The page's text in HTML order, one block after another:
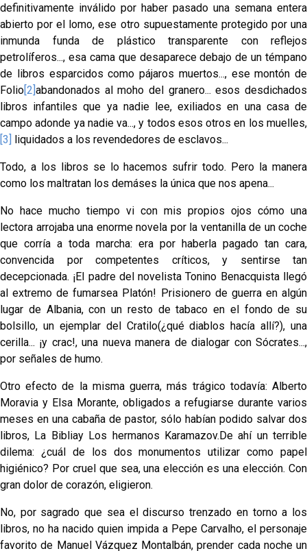
definitivamente inválido por haber pasado una semana entera
abierto por el lomo, ese otro supuestamente protegido por una
inmunda funda de plástico transparente con reflejos
petrolíferos..., esa cama que desaparece debajo de un témpano
de libros es­parcidos como pájaros muertos..., ese montón de
Folio[2]abandonados al moho del granero... esos desdichados
li­bros infantiles que ya nadie lee, exiliados en una casa de
campo adonde ya nadie va..., y todos esos otros en los muelles,
[3] liquidados a los revendedores de esclavos...
Todo, a los libros se lo hacemos sufrir todo. Pero la manera
como los maltratan los demáses la única que nos apena...
No hace mucho tiempo vi con mis propios ojos cómo una
lectora arrojaba una enorme novela por la ventanilla de un coche
que corría a toda marcha: era por haberla pagado tan cara,
convencida por competentes críticos, y sentirse tan
decepcionada. ¡El padre del novelista Tonino Benacquista llegó
al extremo de fumarsea Platón! Prisio­nero de guerra en algún
lugar de Albania, con un resto de tabaco en el fondo de su
bolsillo, un ejemplar del Cratilo(¿qué diablos hacía allí?), una
cerilla... ¡y crac!, una nueva manera de dialogar con Sócrates...,
por señales de humo.
Otro efecto de la misma guerra, más trágico todavía: Alberto
Moravia y Elsa Morante, obligados a refugiarse durante varios
meses en una cabaña de pastor, sólo ha­bían podido salvar dos
libros, La Bibliay Los hermanos Karamazov.De ahí un terrible
dilema: ¿cuál de los dos monumentos utilizar como papel
higiénico? Por cruel que sea, una elección es una elección. Con
gran dolor de corazón, eligieron.
No, por sagrado que sea el discurso trenzado en torno a los
libros, no ha nacido quien impida a Pepe Carvalho, el personaje
favorito de Manuel Vázquez Montalbán, prender cada noche un